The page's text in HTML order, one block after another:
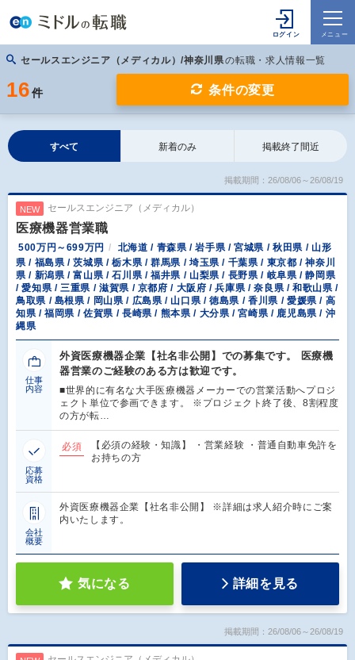
セールスエンジニア（メディカル）/神奈川県の転職・求人情報一覧
16 件 条件の変更
すべて 新着のみ 掲載終了間近
掲載期間：26/08/06～26/08/19
NEW セールスエンジニア（メディカル）
医療機器営業職
500万円～699万円
北海道 / 青森県 / 岩手県 / 宮城県 / 秋田県 / 山形
県 / 福島県 / 茨城県 / 栃木県 / 群馬県 / 埼玉県 / 千葉県 / 東京都 / 神奈川
県 / 新潟県 / 富山県 / 石川県 / 福井県 / 山梨県 / 長野県 / 岐阜県 / 静岡県
/ 愛知県 / 三重県 / 滋賀県 / 京都府 / 大阪府 / 兵庫県 / 奈良県 / 和歌山県 /
鳥取県 / 島根県 / 岡山県 / 広島県 / 山口県 / 徳島県 / 香川県 / 愛媛県 / 高
知県 / 福岡県 / 佐賀県 / 長崎県 / 熊本県 / 大分県 / 宮崎県 / 鹿児島県 / 沖
縄県
仕事
内容
外資医療機器企業【社名非公開】での募集です。 医療機
器営業のご経験のある方は歓迎です。
■世界的に有名な大手医療機器メーカーでの営業活動へプロジ
ェクト単位で参画できます。 ※プロジェクト終了後、8割程度
の方が転…
応募
資格
必須
【必須の経験・知識】 ・営業経験 ・普通自動車免許を
お持ちの方
会社
概要
外資医療機器企業【社名非公開】 ※詳細は求人紹介時にご案
内いたします。
気になる 詳細を見る
掲載期間：26/08/06～26/08/19